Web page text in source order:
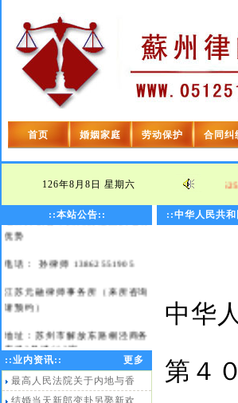
首页 婚姻家庭 劳动保护 合同纠
126年8月8日 星期六
师,为您提供免费法律咨询,热线电话:13862551905
::本站公告::
欢迎光临苏州律师网！
本站宗旨： 及时、高效、优质
本站优势： 苏州律师与省内各
地律师联合，共同打造团队地域
请预约）
广场2号楼603室
::业内资讯::
更多
最高人民法院关于内地与香
结婚当天新郎变卦另娶新欢
::中华人民共和
中华
第４